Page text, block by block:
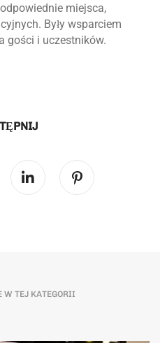
miejsca,
Były wsparciem
gości i uczestników.
W TEJ KATEGORII